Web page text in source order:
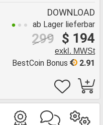
DOWNLOAD
ab Lager lieferbar
$ 194
299
exkl. MWSt
2.91
BestCoin Bonus